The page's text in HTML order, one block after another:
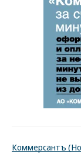
Коммерсантъ